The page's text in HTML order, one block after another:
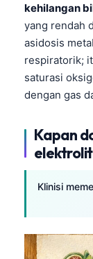
kehilangan
yang rendah
asidosis
respiratorik;
saturasi
dengan gas
Kapan
Klinisi